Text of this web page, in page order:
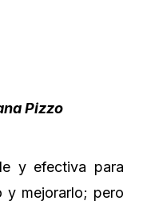
Pizzo
y efectiva para
y mejorarlo; pero